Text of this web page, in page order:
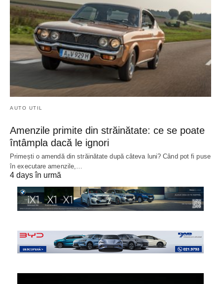
AUTO UTIL
Amenzile primite din străinătate: ce se poate
întâmpla dacă le ignori
Primești o amendă din străinătate după câteva luni? Când pot fi puse
în executare amenzile,…
4 days în urmă